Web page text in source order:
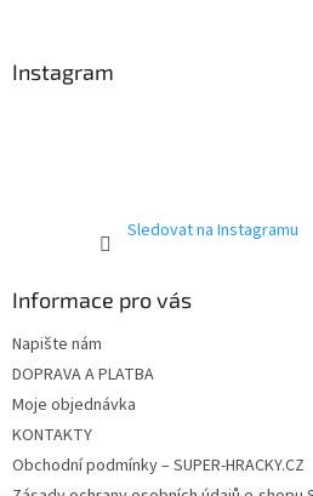
Instagram
Sledovat na Instagramu
Informace pro vás
Napište nám
DOPRAVA A PLATBA
Moje objednávka
KONTAKTY
Obchodní podmínky – SUPER-HRACKY.CZ